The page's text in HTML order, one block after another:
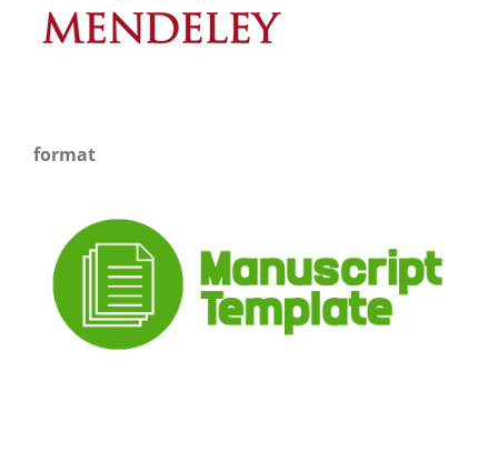
format